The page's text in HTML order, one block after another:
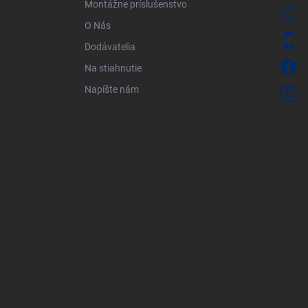
Montážne príslušenstvo
O Nás
Dodávatelia
Na stiahnutie
Napíšte nám